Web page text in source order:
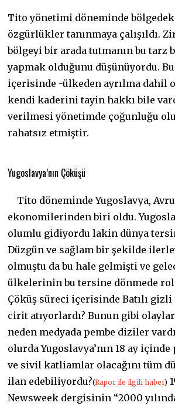
Tito yönetimi döneminde
özgürlükler tanınmaya çalışıldı.
bölgeyi bir arada tutmanın bu tarz
yapmak olduğunu düşünüyordu.
içerisinde -ülkeden ayrılma dahil
kendi kaderini tayin hakkı bile
verilmesi yönetimde çoğunluğu
rahatsız etmiştir.
Yugoslavya’nın Çöküşü
Tito döneminde Yugoslavya,
ekonomilerinden biri oldu.
olumlu gidiyordu lakin dünya
Düzgün ve sağlam bir şekilde
olmuştu da bu hale gelmişti ve
ülkelerinin bu tersine dönmede
Çöküş süreci içerisinde Batılı
cirit atıyorlardı? Bunun gibi
neden medyada pembe diziler
olurda Yugoslavya’nın 18 ay içinde
ve sivil katliamlar olacağını tüm
ilan edebiliyordu?(Rapor ile ilgili haber)
Newsweek dergisinin “2000